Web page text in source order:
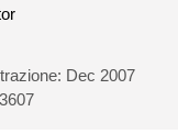
Dec 2007
3607